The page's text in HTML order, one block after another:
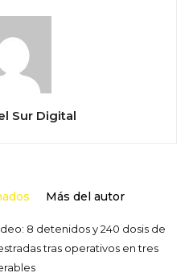
Sur Digital
Más del autor
8 detenidos y 240 dosis de
tras operativos en tres